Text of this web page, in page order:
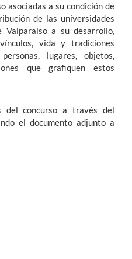
asociadas a su condición de
de las universidades
Valparaíso a su desarrollo,
vida y tradiciones
lugares, objetos,
que grafiquen estos
del concurso a través del
el documento adjunto a